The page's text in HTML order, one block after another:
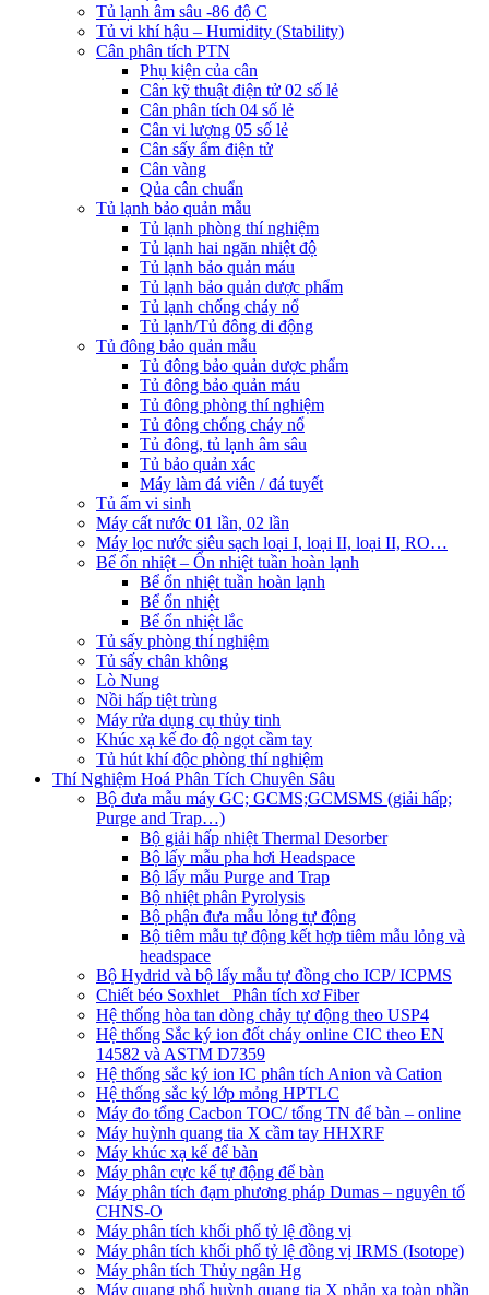
Tủ lạnh âm sâu -86 độ C
Tủ vi khí hậu – Humidity (Stability)
Cân phân tích PTN
Phụ kiện của cân
Cân kỹ thuật điện tử 02 số lẻ
Cân phân tích 04 số lẻ
Cân vi lượng 05 số lẻ
Cân sấy ẩm điện tử
Cân vàng
Qủa cân chuẩn
Tủ lạnh bảo quản mẫu
Tủ lạnh phòng thí nghiệm
Tủ lạnh hai ngăn nhiệt độ
Tủ lạnh bảo quản máu
Tủ lạnh bảo quản dược phẩm
Tủ lạnh chống cháy nổ
Tủ lạnh/Tủ đông di động
Tủ đông bảo quản mẫu
Tủ đông bảo quản dược phẩm
Tủ đông bảo quản máu
Tủ đông phòng thí nghiệm
Tủ đông chống cháy nổ
Tủ đông, tủ lạnh âm sâu
Tủ bảo quản xác
Máy làm đá viên / đá tuyết
Tủ ấm vi sinh
Máy cất nước 01 lần, 02 lần
Máy lọc nước siêu sạch loại I, loại II, loại II, RO…
Bể ổn nhiệt – Ổn nhiệt tuần hoàn lạnh
Bể ổn nhiệt tuần hoàn lạnh
Bể ổn nhiệt
Bể ổn nhiệt lắc
Tủ sấy phòng thí nghiệm
Tủ sấy chân không
Lò Nung
Nồi hấp tiệt trùng
Máy rửa dụng cụ thủy tinh
Khúc xạ kế đo độ ngọt cầm tay
Tủ hút khí độc phòng thí nghiệm
Thí Nghiệm Hoá Phân Tích Chuyên Sâu
Bộ đưa mẫu máy GC; GCMS;GCMSMS (giải hấp;
Purge and Trap…)
Bộ giải hấp nhiệt Thermal Desorber
Bộ lấy mẫu pha hơi Headspace
Bộ lấy mẫu Purge and Trap
Bộ nhiệt phân Pyrolysis
Bộ phận đưa mẫu lỏng tự động
Bộ tiêm mẫu tự động kết hợp tiêm mẫu lỏng và
headspace
Bộ Hydrid và bộ lấy mẫu tự đồng cho ICP/ ICPMS
Chiết béo Soxhlet_ Phân tích xơ Fiber
Hệ thống hòa tan dòng chảy tự động theo USP4
Hệ thống Sắc ký ion đốt cháy online CIC theo EN
14582 và ASTM D7359
Hệ thống sắc ký ion IC phân tích Anion và Cation
Hệ thống sắc ký lớp mỏng HPTLC
Máy đo tổng Cacbon TOC/ tổng TN để bàn – online
Máy huỳnh quang tia X cầm tay HHXRF
Máy khúc xạ kế để bàn
Máy phân cực kế tự động để bàn
Máy phân tích đạm phương pháp Dumas – nguyên tố
CHNS-O
Máy phân tích khối phổ tỷ lệ đồng vị
Máy phân tích khối phổ tỷ lệ đồng vị IRMS (Isotope)
Máy phân tích Thủy ngân Hg
Máy quang phổ huỳnh quang tia X phản xạ toàn phần